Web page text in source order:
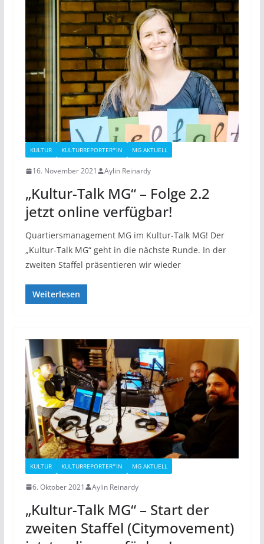
KULTUR KULTURREPORTER*IN MG AKTUELL
16. November 2021 Aylin Reinardy
„Kultur-Talk MG“ – Folge 2.2
jetzt online verfügbar!
Quartiersmanagement MG im Kultur-Talk MG! Der
„Kultur-Talk MG“ geht in die nächste Runde. In der
zweiten Staffel präsentieren wir wieder
Weiterlesen
KULTUR KULTURREPORTER*IN MG AKTUELL
6. Oktober 2021 Aylin Reinardy
„Kultur-Talk MG“ – Start der
zweiten Staffel (Citymovement)